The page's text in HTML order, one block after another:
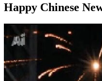
Happy Chinese